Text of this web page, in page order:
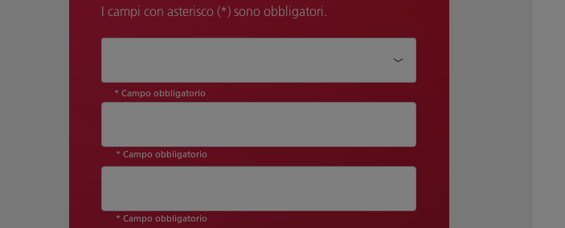
I campi con asterisco (*) sono obbligatori.
* Campo obbligatorio
* Campo obbligatorio
* Campo obbligatorio